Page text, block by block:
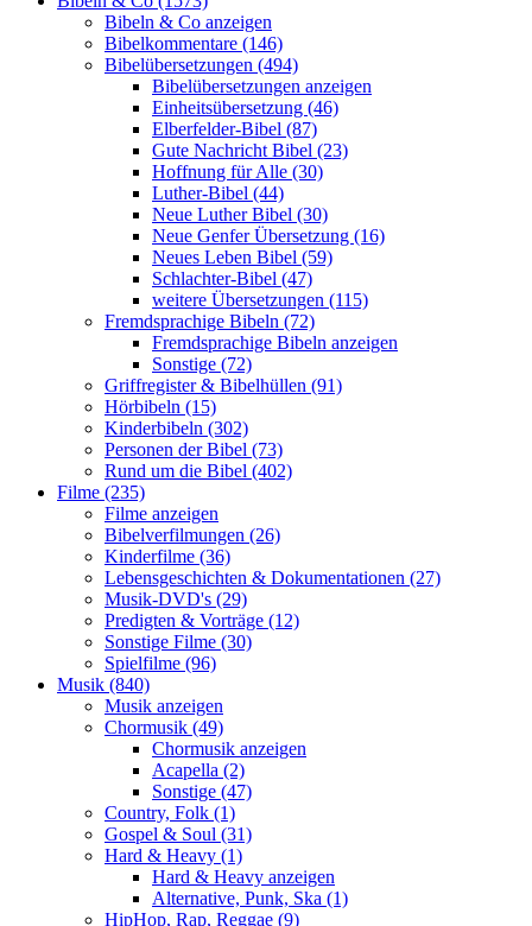
Bibeln & Co anzeigen
Bibelkommentare (146)
Bibelübersetzungen (494)
Bibelübersetzungen anzeigen
Einheitsübersetzung (46)
Elberfelder-Bibel (87)
Gute Nachricht Bibel (23)
Hoffnung für Alle (30)
Luther-Bibel (44)
Neue Luther Bibel (30)
Neue Genfer Übersetzung (16)
Neues Leben Bibel (59)
Schlachter-Bibel (47)
weitere Übersetzungen (115)
Fremdsprachige Bibeln (72)
Fremdsprachige Bibeln anzeigen
Sonstige (72)
Griffregister & Bibelhüllen (91)
Hörbibeln (15)
Kinderbibeln (302)
Personen der Bibel (73)
Rund um die Bibel (402)
Filme (235)
Filme anzeigen
Bibelverfilmungen (26)
Kinderfilme (36)
Lebensgeschichten & Dokumentationen (27)
Musik-DVD's (29)
Predigten & Vorträge (12)
Sonstige Filme (30)
Spielfilme (96)
Musik (840)
Musik anzeigen
Chormusik (49)
Chormusik anzeigen
Acapella (2)
Sonstige (47)
Country, Folk (1)
Gospel & Soul (31)
Hard & Heavy (1)
Hard & Heavy anzeigen
Alternative, Punk, Ska (1)
HipHop, Rap, Reggae (9)